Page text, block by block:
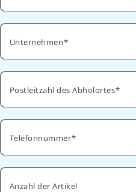
Unternehmen
Postleitzahl des Abholortes
Telefonnummer
Anzahl der Artikel